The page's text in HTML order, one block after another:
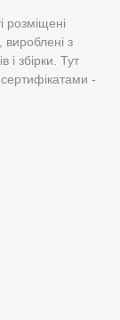
розміщені
вироблені з
і збірки. Тут
сертифікатами -